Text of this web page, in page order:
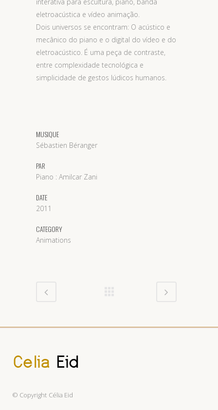
eletroacústica e vídeo animação.
Dois universos se encontram: O acústico e
mecânico do piano e o digital do vídeo e do
eletroacústico. É uma peça de contraste,
entre complexidade tecnológica e
simplicidade de gestos lúdicos humanos.
MUSIQUE
Sébastien Béranger
PAR
Piano : Amilcar Zani
DATE
2011
CATEGORY
Animations
© Copyright Célia Eid